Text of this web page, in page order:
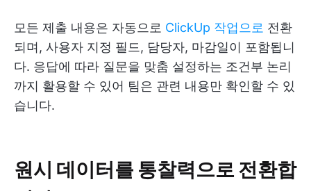
모든 제출 내용은 자동으로 ClickUp 작업으로 전환
되며, 사용자 지정 필드, 담당자, 마감일이 포함됩니
다. 응답에 따라 질문을 맞춤 설정하는 조건부 논리
까지 활용할 수 있어 팀은 관련 내용만 확인할 수 있
습니다.
원시 데이터를 통찰력으로 전환합